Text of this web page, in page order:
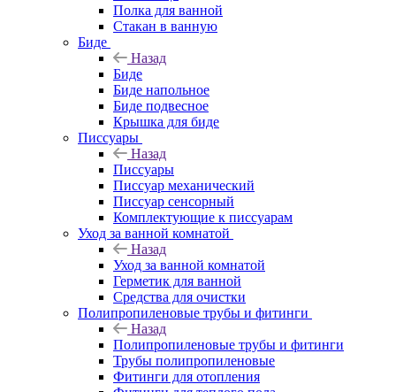
Полка для ванной
Стакан в ванную
Биде
Назад
Биде
Биде напольное
Биде подвесное
Крышка для биде
Писсуары
Назад
Писсуары
Писсуар механический
Писсуар сенсорный
Комплектующие к писсуарам
Уход за ванной комнатой
Назад
Уход за ванной комнатой
Герметик для ванной
Средства для очистки
Полипропиленовые трубы и фитинги
Назад
Полипропиленовые трубы и фитинги
Трубы полипропиленовые
Фитинги для отопления